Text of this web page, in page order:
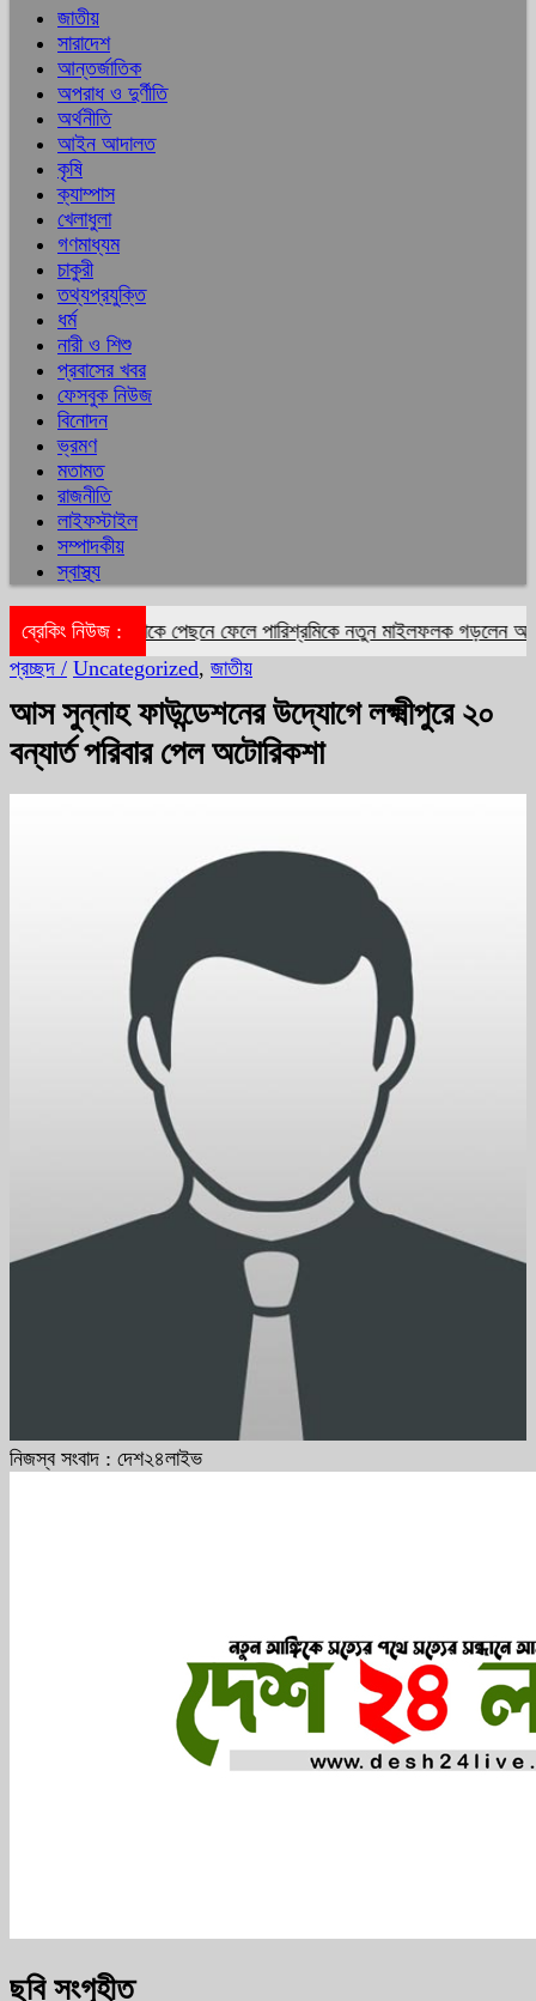
জাতীয়
সারাদেশ
আন্তর্জাতিক
অপরাধ ও দুর্ণীতি
অর্থনীতি
আইন আদালত
কৃষি
ক্যাম্পাস
খেলাধুলা
গণমাধ্যম
চাকুরী
তথ্যপ্রযুক্তি
ধর্ম
নারী ও শিশু
প্রবাসের খবর
ফেসবুক নিউজ
বিনোদন
ভ্রমণ
মতামত
রাজনীতি
লাইফস্টাইল
সম্পাদকীয়
স্বাস্থ্য
ব্রেকিং নিউজ :
ক্যাটরিনাকে পেছনে ফেলে পারিশ্রমিকে নতুন মাইলফলক গড়লেন আলিয়া ভাট
প্রচ্ছদ / Uncategorized, জাতীয়
আস সুন্নাহ ফাউন্ডেশনের উদ্যোগে লক্ষ্মীপুরে ২০
বন্যার্ত পরিবার পেল অটোরিকশা
নিজস্ব সংবাদ : দেশ২৪লাইভ
ছবি সংগৃহীত